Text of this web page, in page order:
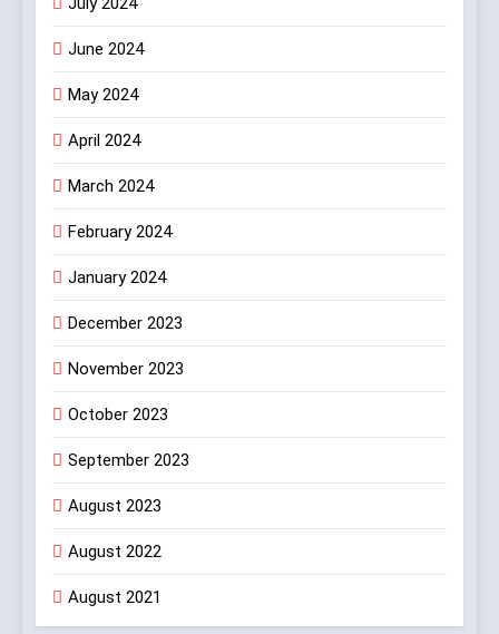
June 2024
May 2024
April 2024
March 2024
February 2024
January 2024
December 2023
November 2023
October 2023
September 2023
August 2023
August 2022
August 2021